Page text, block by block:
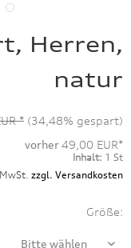
Herren,
natur
* (34,48% gespart)
vorher49,00 EUR*
Inhalt: 1 St
zzgl. Versandkosten
Größe: